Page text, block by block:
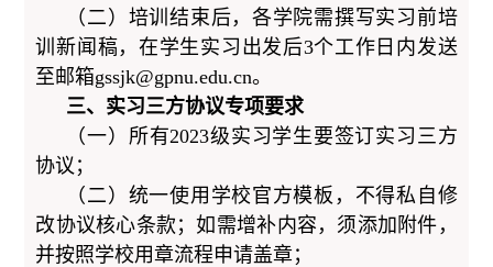
（二）培训结束后，各学院需撰写实习前培
训新闻稿，在学生实习出发后3个工作日内发送
至邮箱gssjk@gpnu.edu.cn。
三、实习三方协议专项要求
（一）所有2023级实习学生要签订实习三方
协议；
（二）统一使用学校官方模板，不得私自修
改协议核心条款；如需增补内容，须添加附件，
并按照学校用章流程申请盖章；